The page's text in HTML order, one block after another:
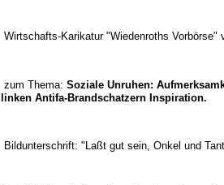
Wirtschafts-Karikatur "Wiedenroths Vorbörse"
zum Thema: Soziale Unruhen:
linken Antifa-Brandschatzern Inspiration.
Bildunterschrift: "Laßt gut sein, Onkel und